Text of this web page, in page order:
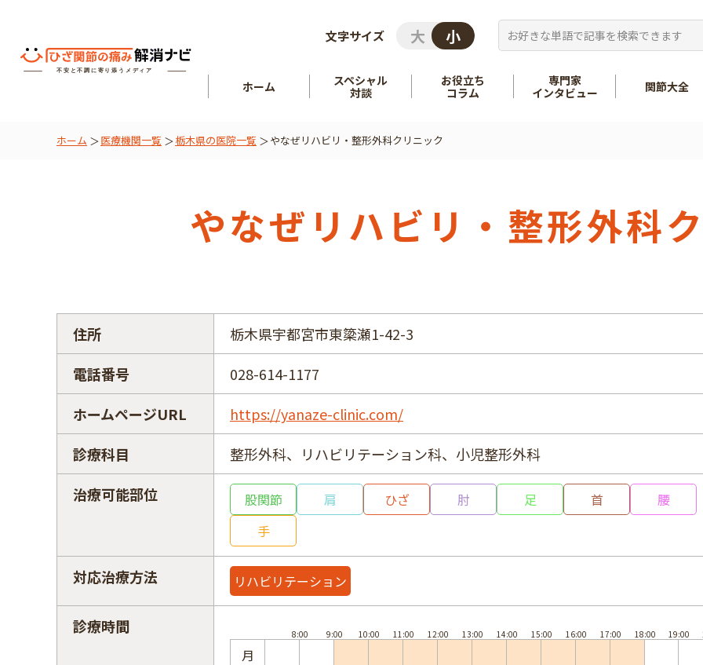
文字サイズ
ホーム
スペシャル
対談
お役立ち
コラム
専門家
インタビュー
関節大全
ホーム 医療機関一覧 栃木県の医院一覧 やなぜリハビリ・整形外科クリニック
やなぜリハビリ・整形外科
住所
栃木県宇都宮市東簗瀬1-42-3
電話番号
028-614-1177
ホームページURL
https://yanaze-clinic.com/
診療科目
整形外科、リハビリテーション科、小児整形外科
治療可能部位
股関節 肩 ひざ 肘 足 首
腰
手
対応治療方法 リハビリテーション
診療時間
月